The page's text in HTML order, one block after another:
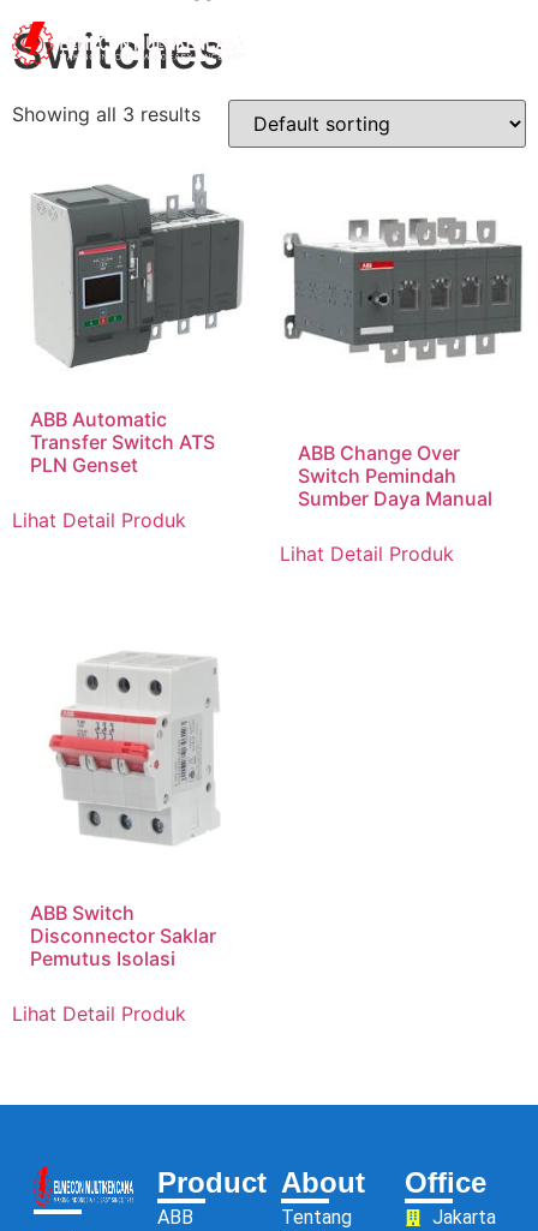
Switches
Showing all 3 results
ABB Automatic
Transfer Switch ATS
PLN Genset
Lihat Detail Produk
ABB Change Over
Switch Pemindah
Sumber Daya Manual
Lihat Detail Produk
ABB Switch
Disconnector Saklar
Pemutus Isolasi
Lihat Detail Produk
Product
ABB
About
Tentang
Office
Jakarta